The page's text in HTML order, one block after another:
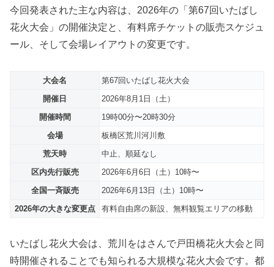
今回発表された主な内容は、2026年の「第67回いたばし
花火大会」の開催決定と、有料席チケットの販売スケジュ
ール、そして会場レイアウトの変更です。
大会名
第67回いたばし花火大会
開催日
2026年8月1日（土）
開催時間
19時00分〜20時30分
会場
板橋区荒川河川敷
荒天時
中止、順延なし
区内先行販売
2026年6月6日（土）10時〜
全国一斉販売
2026年6月13日（土）10時〜
2026年の大きな変更点
有料自由席の新設、無料観覧エリアの移動
いたばし花火大会は、荒川をはさんで戸田橋花火大会と同
時開催されることでも知られる大規模な花火大会です。都